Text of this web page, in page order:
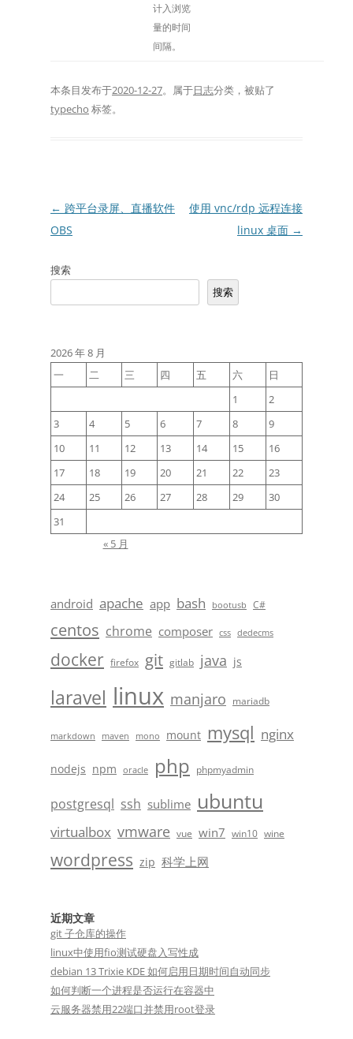
计入浏览
量的时间
间隔。
本条目发布于2020-12-27。属于日志分类，被贴了
typecho 标签。
文
章
航
← 跨平台录屏、直播软件
OBS
使用 vnc/rdp 远程连接
linux 桌面 →
搜索
搜索
2026 年 8 月
一
二 三 四 五 六
日
1
2
3
4 5 6 7 8
9
10
11 12 13 14 15
16
17
18 19 20 21 22
23
24
25 26 27 28 29
30
31
« 5 月
android apache app bash bootusb C#
centos chrome composer css dedecms
docker firefox git gitlab java js
laravel linux manjaro mariadb
markdown maven mono mount mysql nginx
nodejs npm oracle php phpmyadmin
postgresql ssh sublime ubuntu
virtualbox vmware vue win7 win10 wine
wordpress zip 科学上网
近期文章
git 子仓库的操作
linux中使用fio测试硬盘入写性成
debian 13 Trixie KDE 如何启用日期时间自动同步
如何判断一个进程是否运行在容器中
云服务器禁用22端口并禁用root登录